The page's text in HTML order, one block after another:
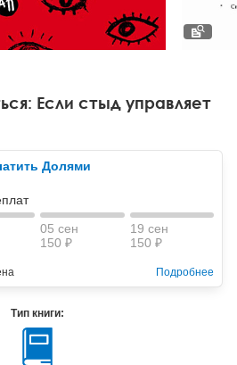
панические атаки
гипноз и НЛП
психология
психоанализ
Если стыд управляет
Долями
05 сен
150 ₽
19 сен
150 ₽
Подробнее
Тип книги: